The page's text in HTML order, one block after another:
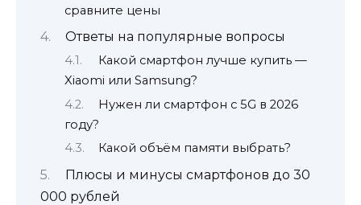
сравните цены
Ответы на популярные вопросы
Какой смартфон лучше купить —
Xiaomi или Samsung?
Нужен ли смартфон с 5G в 2026
году?
Какой объём памяти выбрать?
Плюсы и минусы смартфонов до 30
000 рублей